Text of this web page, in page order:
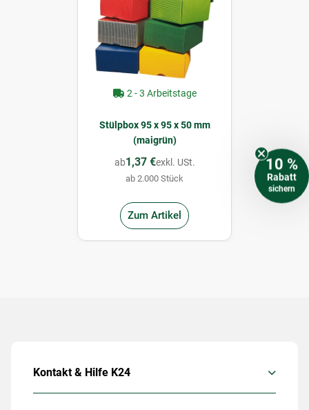
2 - 3 Arbeitstage
Stülpbox 95 x 95 x 50 mm
(maigrün)
ab1,37 €exkl. USt.
ab 2.000 Stück
Zum Artikel
Kontakt & Hilfe K24
10 %
Rabatt
sichern